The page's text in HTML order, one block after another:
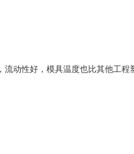
动性好，模具温度也比其他工程